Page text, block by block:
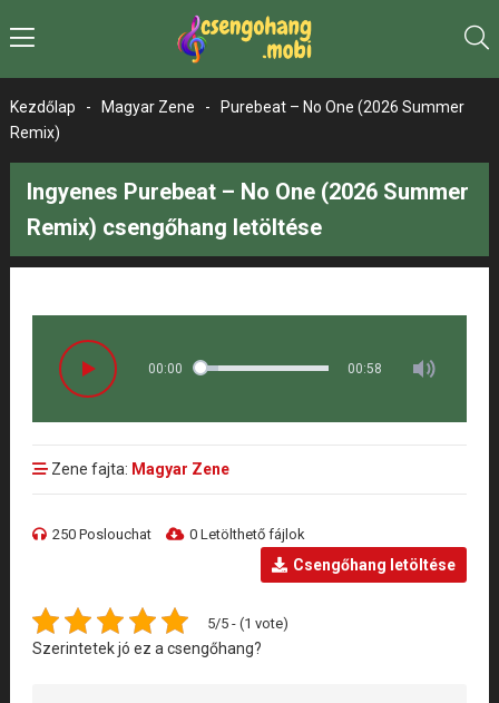
Kezdőlap - Magyar Zene -
Purebeat – No One (2026 Summer
Remix)
Ingyenes Purebeat – No One (2026 Summer
Remix) csengőhang letöltése
00:00 00:58
Zene fajta: Magyar Zene
250 Poslouchat 0 Letölthető fájlok
Csengőhang letöltése
5/5 - (1 vote)
Szerintetek jó ez a csengőhang?